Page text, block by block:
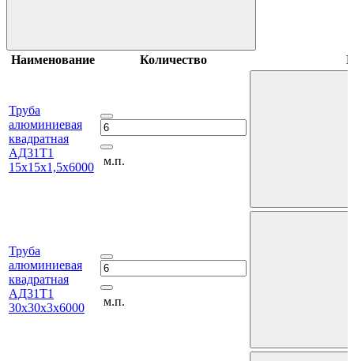
Наименование Количество
Труба
алюминиевая
квадратная
АД31Т1
15х15х1,5х6000
м.п.
Труба
алюминиевая
квадратная
АД31Т1
30х30х3х6000
м.п.